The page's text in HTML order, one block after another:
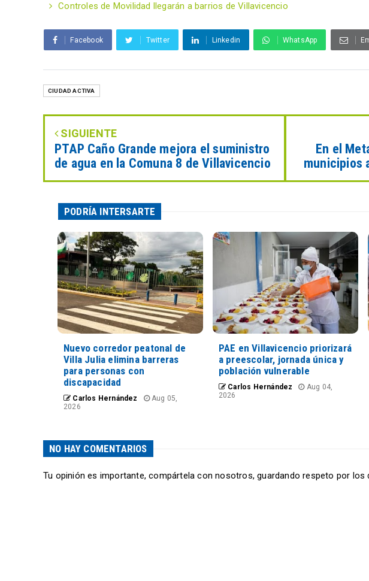
Controles de Movilidad llegarán a barrios de Villavicencio
Facebook Twitter Linkedin WhatsApp
CIUDAD ACTIVA
SIGUIENTE
PTAP Caño Grande mejora el suministro
de agua en la Comuna 8 de Villavicencio
En el
municipios
PODRÍA INTERSARTE
Nuevo corredor peatonal de
Villa Julia elimina barreras
para personas con
discapacidad
Carlos Hernández
Aug 05,
2026
PAE en Villavicencio priorizará
a preescolar, jornada única y
población vulnerable
Carlos Hernández
Aug 04,
2026
NO HAY COMENTARIOS
Tu opinión es importante, compártela con nosotros, guardando respeto por los